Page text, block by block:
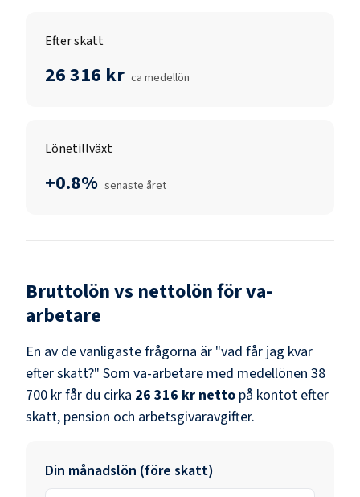
Efter skatt
26 316 kr ca medellön
Lönetillväxt
+0.8% senaste året
Bruttolön vs nettolön förva-
arbetare
En av de vanligaste frågorna är "vad får jag kvar
efter skatt?" Som va-arbetare med medellönen 38
700 krfår du cirka 26 316 kr netto på kontot efter
skatt, pension och arbetsgivaravgifter.
Din månadslön (före skatt)